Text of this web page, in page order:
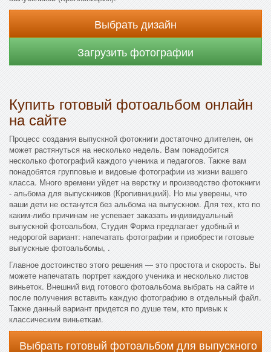
Выбрать дизайн
Загрузить фотографии
Купить готовый фотоальбом онлайн
на сайте
Процесс создания выпускной фотокниги достаточно длителен, он
может растянуться на несколько недель. Вам понадобится
несколько фотографий каждого ученика и педагогов. Также вам
понадобятся групповые и видовые фотографии из жизни вашего
класса. Много времени уйдет на верстку и производство фотокниги
- альбома для выпускников (Кропивницкий). Но мы уверены, что
ваши дети не останутся без альбома на выпускном. Для тех, кто по
каким-либо причинам не успевает заказать индивидуальный
выпускной фотоальбом, Студия Форма предлагает удобный и
недорогой вариант: напечатать фотографии и приобрести готовые
выпускные фотоальбомы, .
Главное достоинство этого решения — это простота и скорость. Вы
можете напечатать портрет каждого ученика и несколько листов
виньеток. Внешний вид готового фотоальбома выбрать на сайте и
после получения вставить каждую фотографию в отдельный файл.
Также данный вариант придется по душе тем, кто привык к
классическим виньеткам.
Выбрать готовый фотоальбом для выпускного